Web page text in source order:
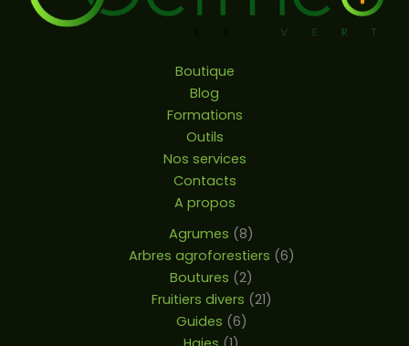
Boutique
Blog
Formations
Outils
Nos services
Contacts
A propos
Agrumes 8
Arbres agroforestiers 6
Boutures 2
Fruitiers divers 21
Guides 6